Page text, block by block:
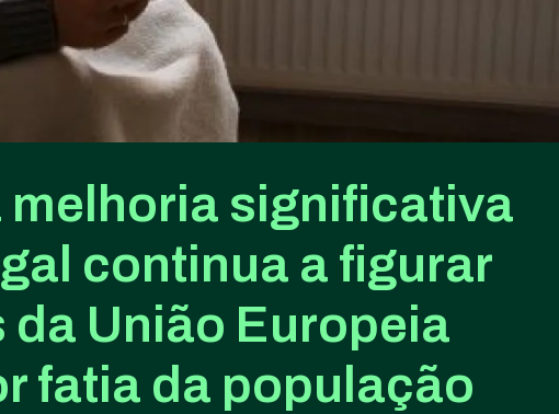
melhoria significativa
continua a figurar
da União Europeia
fatia da população